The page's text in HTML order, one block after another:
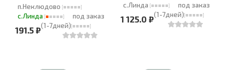
п.Неклюдово
с.Линда
под заказ
(1-7дней)
191.5 ₽
с.Линда
под заказ
(1-7дней)
1 125.0 ₽